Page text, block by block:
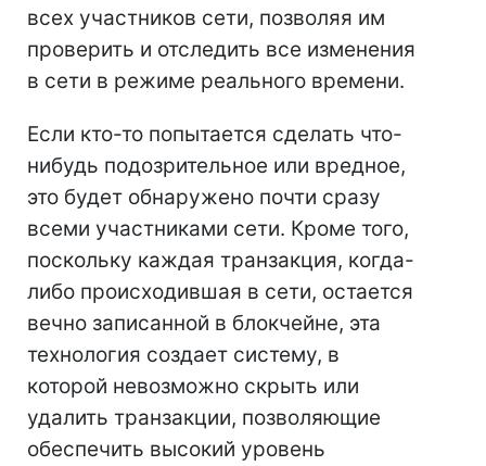
всех участников сети, позволяя им
проверить и отследить все изменения
в сети в режиме реального времени.
Если кто-то попытается сделать что-
нибудь подозрительное или вредное,
это будет обнаружено почти сразу
всеми участниками сети. Кроме того,
поскольку каждая транзакция, когда-
либо происходившая в сети, остается
вечно записанной в блокчейне, эта
технология создает систему, в
которой невозможно скрыть или
удалить транзакции, позволяющие
обеспечить высокий уровень